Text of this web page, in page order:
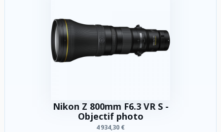
Nikon Z 800mm F6.3 VR S -
Objectif photo
4 934,30 €